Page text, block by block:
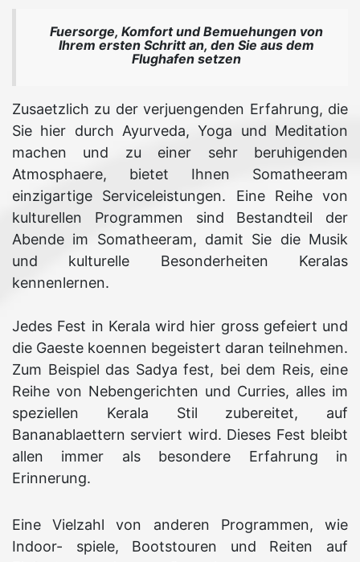
Fuersorge, Komfort und Bemuehungen von
Ihrem ersten Schritt an, den Sie aus dem
Flughafen setzen
Zusaetzlich zu der verjuengenden Erfahrung, die
Sie hier durch Ayurveda, Yoga und Meditation
machen und zu einer sehr beruhigenden
Atmosphaere, bietet Ihnen Somatheeram
einzigartige Serviceleistungen. Eine Reihe von
kulturellen Programmen sind Bestandteil der
Abende im Somatheeram, damit Sie die Musik
und kulturelle Besonderheiten Keralas
kennenlernen.
Jedes Fest in Kerala wird hier gross gefeiert und
die Gaeste koennen begeistert daran teilnehmen.
Zum Beispiel das Sadya fest, bei dem Reis, eine
Reihe von Nebengerichten und Curries, alles im
speziellen Kerala Stil zubereitet, auf
Bananablaettern serviert wird. Dieses Fest bleibt
allen immer als besondere Erfahrung in
Erinnerung.
Eine Vielzahl von anderen Programmen, wie
Indoor- spiele, Bootstouren und Reiten auf